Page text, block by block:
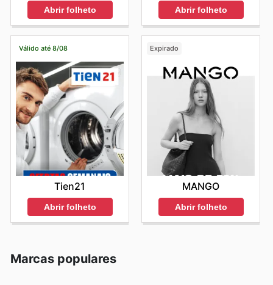
Abrir folheto Abrir folheto
Válido até 8/08
Tien21
Abrir folheto
Expirado
MANGO
Abrir folheto
Marcas populares